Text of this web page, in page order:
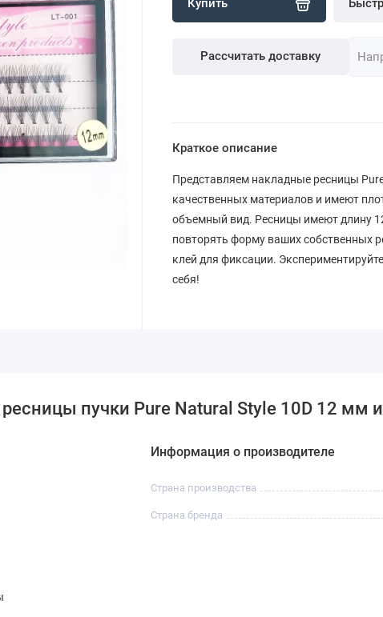
Купить
Рассчитать доставку
Краткое описание
Представляем накладные ресницы
качественных материалов и имеют
объемный вид. Ресницы имеют длину
повторять форму ваших собственных
клей для фиксации.
себя!
пучки Pure Natural Style 10D 12 мм
Информация о производителе
Страна производства
Страна бренда